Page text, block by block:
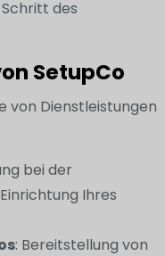
des
SetupCo
von Dienstleistungen
bei der
Ihres
: Bereitstellung von